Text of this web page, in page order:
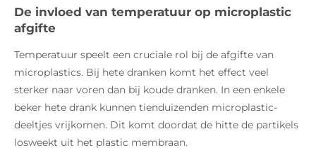
De invloed van temperatuur op microplastic
afgifte
Temperatuur speelt een cruciale rol bij de afgifte van
microplastics. Bij hete dranken komt het effect veel
sterker naar voren dan bij koude dranken. In een enkele
beker hete drank kunnen tienduizenden microplastic-
deeltjes vrijkomen. Dit komt doordat de hitte de partikels
losweekt uit het plastic membraan.